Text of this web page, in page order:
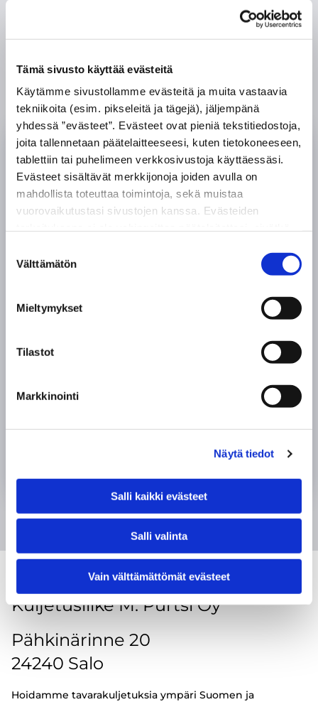
Tämä sivusto käyttää evästeitä
Käytämme sivustollamme evästeitä ja muita vastaavia
tekniikoita (esim. pikseleitä ja tägejä), jäljempänä
yhdessä ”evästeet”. Evästeet ovat pieniä tekstitiedostoja,
joita tallennetaan päätelaitteeseesi, kuten tietokoneeseen,
tablettiin tai puhelimeen verkkosivustoja käyttäessäsi.
Evästeet sisältävät merkkijonoja joiden avulla on
mahdollista toteuttaa toimintoja, sekä muistaa
vuorovaikutustasi sivustojen kanssa. Evästeiden
viruksia. Evästeisiin voidaan tallentaa tietoja verkossa
toimivan palvelun käytön tai sivustolla vierailun aikana ja
valinta
Välttämätön
Mieltymykset
Tilastot
Markkinointi
Näytä tiedot
Salli kaikki evästeet
Salli valinta
Vain välttämättömät evästeet
Kuljetusliike M. Purtsi Oy on
pitkänlinjan kuljetusyritys.
asiakastyytyväisyyteen.
luotettavaa ja tehokasta
kuljetuspalvelua
Kuljetusliike M. Purtsi Oy
Pähkinärinne 20
24240 Salo
Hoidamme tavarakuljetuksia ympäri Suomen ja